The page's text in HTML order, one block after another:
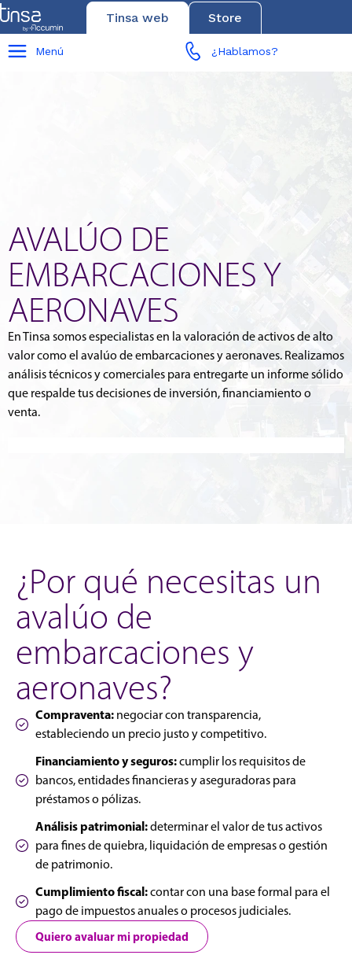
Tinsa web Store
Menú ¿Hablamos?
AVALÚO DE
EMBARCACIONES Y
AERONAVES
En Tinsa somos especialistas en la valoración de activos de alto
valor como el avalúo de embarcaciones y aeronaves. Realizamos
análisis técnicos y comerciales para entregarte un informe sólido
que respalde tus decisiones de inversión, financiamiento o
venta.
¿Por qué necesitas un
avalúo de
embarcaciones y
aeronaves?
Compraventa: negociar con transparencia,
estableciendo un precio justo y competitivo.
Financiamiento y seguros:cumplir los requisitos de
bancos, entidades financieras y aseguradoras para
préstamos o pólizas.
Análisis patrimonial:determinar el valor de tus activos
para fines de quiebra, liquidación de empresas o gestión
de patrimonio.
Cumplimiento fiscal:contar con una base formal para el
pago de impuestos anuales o procesos judiciales.
Quiero avaluar mi propiedad